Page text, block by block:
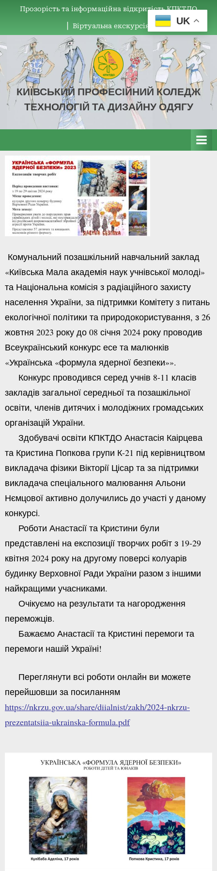
Прозорість та інформаційна відкритість КПКТДО
▏Віртуальна екскурсія
КИЇВСЬКИЙ ПРОФЕСІЙНИЙ КОЛЕДЖ
ТЕХНОЛОГІЙ ТА ДИЗАЙНУ ОДЯГУ
КПКТДО
Комунальний позашкільний навчальний заклад
«Київська Мала академія наук учнівської молоді»
та Національна комісія з радіаційного захисту
населення України, за підтримки Комітету з питань
екологічної політики та природокористування, з 26
жовтня 2023 року до 08 січня 2024 року проводив
Всеукраїнський конкурс есе та малюнків
«Українська «формула ядерної безпеки»».
Конкурс проводився серед учнів 8-11 класів
закладів загальної середньої та позашкільної
освіти, членів дитячих і молодіжних громадських
організацій України.
Здобувачі освіти КПКТДО Анастасія Каірцева
та Кристина Попкова групи К-21 під керівництвом
викладача фізики Вікторії Цісар та за підтримки
викладача спеціального малювання Альони
Нємцової активно долучились до участі у даному
конкурсі.
Роботи Анастасії та Кристини були
представлені на експозиції творчих робіт з 19-29
квітня 2024 року на другому поверсі колуарів
будинку Верховної Ради України разом з іншими
найкращими учасниками.
Очікуємо на результати та нагородження
переможців.
Бажаємо Анастасії та Кристині перемоги та
перемоги нашій Україні!
Переглянути всі роботи онлайн ви можете
перейшовши за посиланням
https://nkrzu.gov.ua/share/diialnist/zakh/2024-nkrzu-
prezentatsiia-ukrainska-formula.pdf
UK